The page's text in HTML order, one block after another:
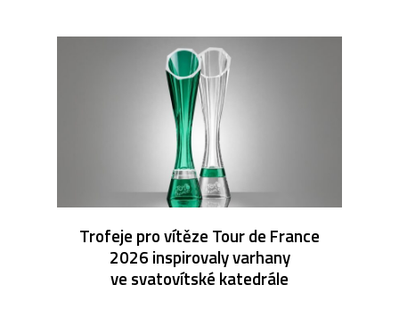
Trofeje pro vítěze Tour de France
2026 inspirovaly varhany
ve svatovítské katedrále